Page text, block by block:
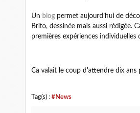
Un blog permet aujourd’hui de
Brito, dessinée mais aussi rédigée.
premières expériences individuelles
Ca valait le coup d'attendre dix ans
Tag(s) : #News